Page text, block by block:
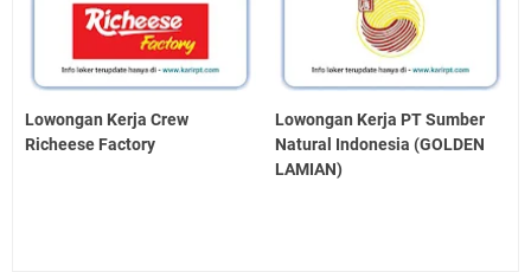
Lowongan Kerja Crew
Richeese Factory
Lowongan Kerja PT Sumber
Natural Indonesia (GOLDEN
LAMIAN)